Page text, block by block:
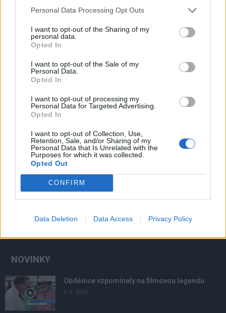
Personal Data Processing Opt Outs
I want to opt-out of the Sharing of my
personal data.
Opted In
I want to opt-out of the Sale of my
Personal Data.
Opted In
I want to opt-out of processing my
Personal Data for Targeted Advertising.
Opted In
I want to opt-out of Collection, Use,
Retention, Sale, and/or Sharing of my
Personal Data that Is Unrelated with the
Purposes for which it was collected.
Opted Out
CONFIRM
Data Deletion Data Access Privacy Policy
Zpravodajství
Obce nově získají body i za předcházení
vzniku odpadu
NOVINKY
Obděnice vzpomínaly na filmovou legendu
6. 8. 2026